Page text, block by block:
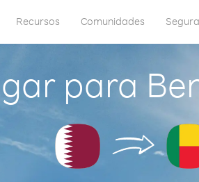
Recursos Comunidades
para